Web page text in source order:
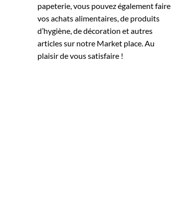
papeterie, vous pouvez également faire
vos achats alimentaires, de produits
d’hygiène, de décoration et autres
articles sur notre Market place. Au
plaisir de vous satisfaire !